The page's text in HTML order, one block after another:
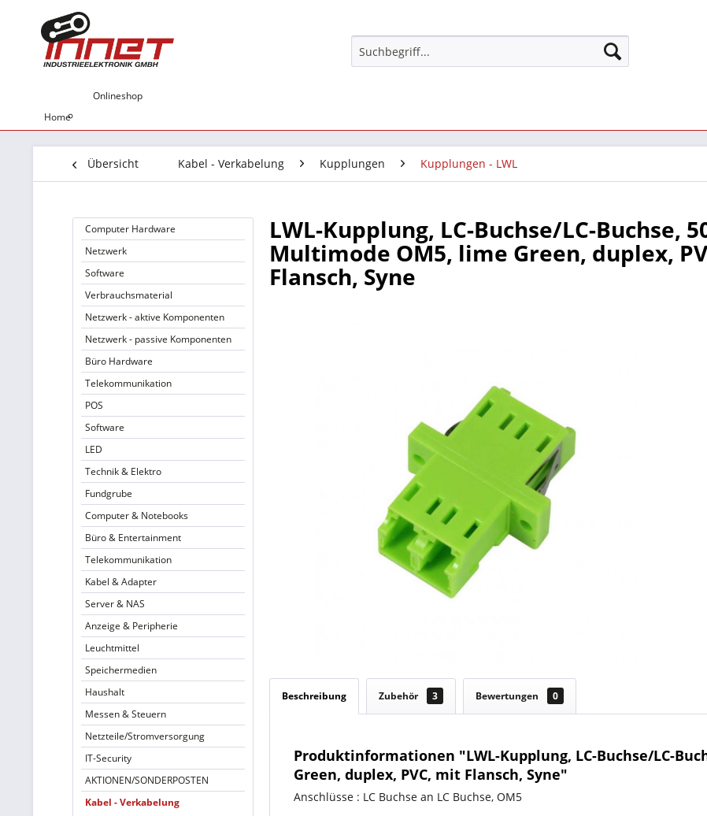
Home
Onlineshop
Übersicht Kabel - Verkabelung Kupplungen Kupplungen - LWL
Computer Hardware
Netzwerk
Software
Verbrauchsmaterial
Netzwerk - aktive Komponenten
Netzwerk - passive Komponenten
Büro Hardware
Telekommunikation
POS
Software
LED
Technik & Elektro
Fundgrube
Computer & Notebooks
Büro & Entertainment
Telekommunikation
Kabel & Adapter
Server & NAS
Anzeige & Peripherie
Leuchtmittel
Speichermedien
Haushalt
Messen & Steuern
Netzteile/Stromversorgung
IT-Security
AKTIONEN/SONDERPOSTEN
Kabel - Verkabelung
LWL-Kupplung, LC-Buchse/LC-Buchse,
Multimode OM5, lime Green, duplex,
Flansch, Syne
Beschreibung Zubehör 3 Bewertungen 0
Produktinformationen "LWL-Kupplung, LC-Buchse/LC-
Green, duplex, PVC, mit Flansch, Syne"
Anschlüsse : LC Buchse an LC Buchse, OM5